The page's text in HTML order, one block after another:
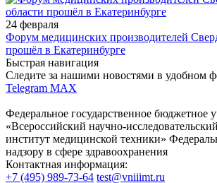
24 февраля
Форум медицинских производителей
прошёл в Екатеринбурге
Быстрая навигация
Следите за нашими новостями в удобном
Telegram MAX
Федеральное государственное бюджетное
«Всероссийский научно-
институт медицинской техники»
надзору в сфере здравоохранения
Контактная информация:
+7 (495) 989-73-64 test@vniiimt.ru